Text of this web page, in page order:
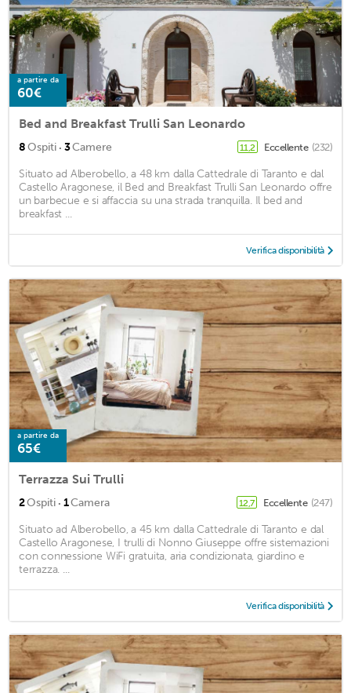
a partire da
60€
Bed and Breakfast Trulli San Leonardo
8Ospiti · 3Camere 11,2 Eccellente (232)
Situato ad Alberobello, a 48 km dalla Cattedrale di Taranto e dal
Castello Aragonese, il Bed and Breakfast Trulli San Leonardo offre
un barbecue e si affaccia su una strada tranquilla. Il bed and
breakfast ...
Verifica disponibilità
a partire da
65€
Terrazza Sui Trulli
2Ospiti · 1Camera 12,7 Eccellente (247)
Situato ad Alberobello, a 45 km dalla Cattedrale di Taranto e dal
Castello Aragonese, I trulli di Nonno Giuseppe offre sistemazioni
con connessione WiFi gratuita, aria condizionata, giardino e
terrazza. ...
Verifica disponibilità